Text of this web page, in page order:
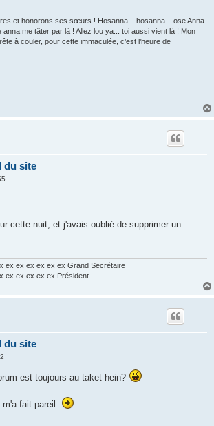
et honorons ses sœurs ! Hosanna... hosanna... ose Anna
me tâter par là ! Allez lou ya... toi aussi vient là ! Mon
à couler, pour cette immaculée, c’est l’heure de
du site
cette nuit, et j'avais oublié de supprimer un
ex ex ex ex ex ex Grand Secrétaire
ex ex ex ex ex Président
du site
est toujours au taket hein?
fait pareil.